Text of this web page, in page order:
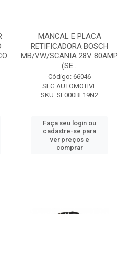
MANCAL E PLACA
RETIFICADORA BOSCH
MB/VW/SCANIA 28V 80AMP
(SE...
Código: 66046
SEG AUTOMOTIVE
SKU: SF000BL19N2
Faça seu login ou
cadastre-se para
ver preços e
comprar